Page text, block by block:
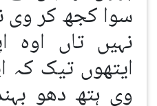
سوا کجھ کر
نہیں تاں اوہ
ایتھوں تیک کہ
وی ہتھ دھو